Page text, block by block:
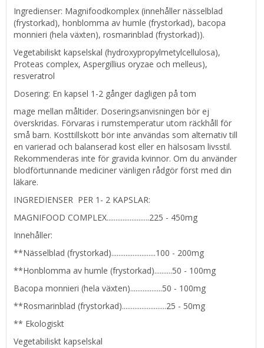
Ingredienser: Magnifoodkomplex (innehåller nässelblad
(frystorkad), honblomma av humle (frystorkad), bacopa
monnieri (hela växten), rosmarinblad (frystorkad)).
Vegetabiliskt kapselskal (hydroxypropylmetylcellulosa),
Proteas complex, Aspergillius oryzae och melleus),
resveratrol
Dosering: En kapsel 1-2 gånger dagligen på tom
mage mellan måltider. Doseringsanvisningen bör ej
överskridas. Förvaras i rumstemperatur utom räckhåll för
små barn. Kosttillskott bör inte användas som alternativ till
en varierad och balanserad kost eller en hälsosam livsstil.
Rekommenderas inte för gravida kvinnor. Om du använder
blodförtunnande mediciner vänligen rådgör först med din
läkare.
INGREDIENSER PER 1- 2 KAPSLAR:
MAGNIFOOD COMPLEX........................225 - 450mg
Innehåller:
**Nässelblad (frystorkad).........................100 - 200mg
**Honblomma av humle (frystorkad)..........50 - 100mg
Bacopa monnieri (hela växten)..................50 - 100mg
**Rosmarinblad (frystorkad).........................25 - 50mg
** Ekologiskt
Vegetabiliskt kapselskal